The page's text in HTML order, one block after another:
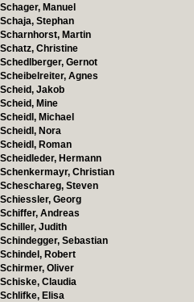
Schager, Manuel
Schaja, Stephan
Scharnhorst, Martin
Schatz, Christine
Schedlberger, Gernot
Scheibelreiter, Agnes
Scheid, Jakob
Scheid, Mine
Scheidl, Michael
Scheidl, Nora
Scheidl, Roman
Scheidleder, Hermann
Schenkermayr, Christian
Scheschareg, Steven
Schiessler, Georg
Schiffer, Andreas
Schiller, Judith
Schindegger, Sebastian
Schindel, Robert
Schirmer, Oliver
Schiske, Claudia
Schlifke, Elisa